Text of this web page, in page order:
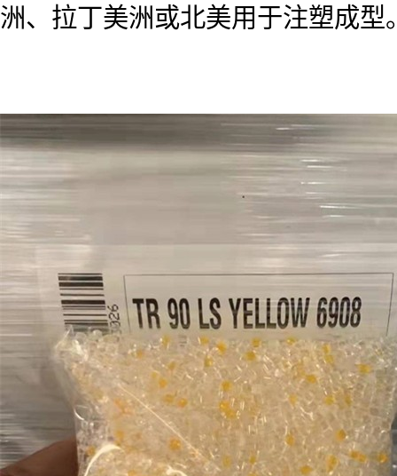
洲、拉丁美洲或北美用于注塑成型